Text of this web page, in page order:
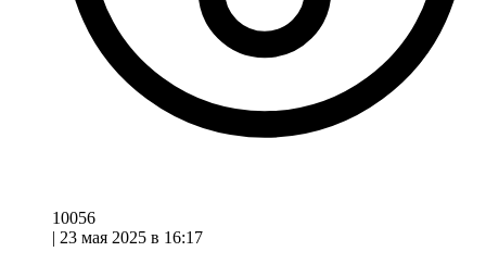
10056
| 23 мая 2025 в 16:17